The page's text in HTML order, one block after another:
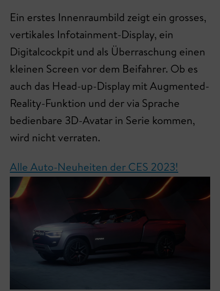
Ein erstes Innenraumbild zeigt ein grosses,
vertikales Infotainment-Display, ein
Digitalcockpit und als Überraschung einen
kleinen Screen vor dem Beifahrer. Ob es
auch das Head-up-Display mit Augmented-
Reality-Funktion und der via Sprache
bedienbare 3D-Avatar in Serie kommen,
wird nicht verraten.
Alle Auto-Neuheiten der CES 2023!